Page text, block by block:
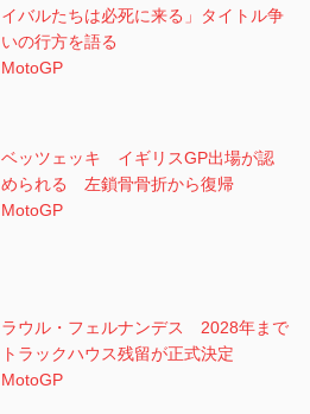
イバルたちは必死に来る」タイトル争
いの行方を語る
MotoGP
ベッツェッキ イギリスGP出場が認
められる 左鎖骨骨折から復帰
MotoGP
ラウル・フェルナンデス 2028年まで
トラックハウス残留が正式決定
MotoGP